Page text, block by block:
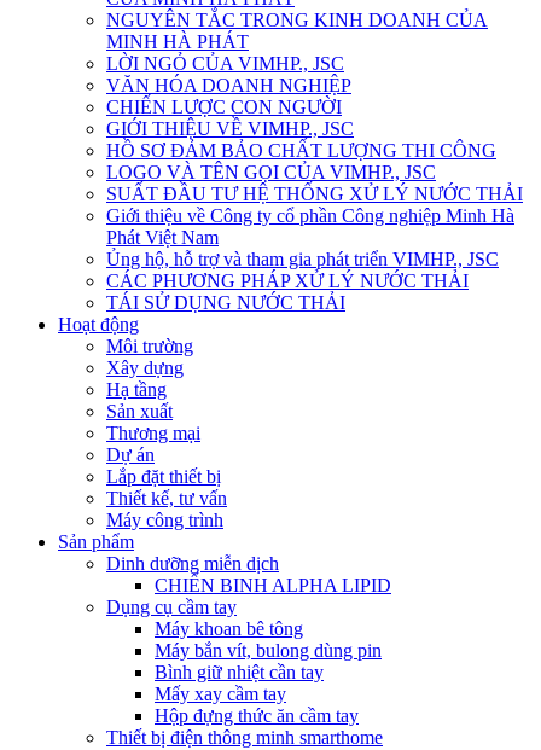
NGUYÊN TẮC TRONG KINH DOANH CỦA
MINH HÀ PHÁT
LỜI NGỎ CỦA VIMHP., JSC
VĂN HÓA DOANH NGHIỆP
CHIẾN LƯỢC CON NGƯỜI
GIỚI THIỆU VỀ VIMHP., JSC
HỒ SƠ ĐẢM BẢO CHẤT LƯỢNG THI CÔNG
LOGO VÀ TÊN GỌI CỦA VIMHP., JSC
SUẤT ĐẦU TƯ HỆ THỐNG XỬ LÝ NƯỚC THẢI
Giới thiệu về Công ty cổ phần Công nghiệp Minh Hà
Phát Việt Nam
Ủng hộ, hỗ trợ và tham gia phát triển VIMHP., JSC
CÁC PHƯƠNG PHÁP XỬ LÝ NƯỚC THẢI
TÁI SỬ DỤNG NƯỚC THẢI
Hoạt động
Môi trường
Xây dựng
Hạ tầng
Sản xuất
Thương mại
Dự án
Lắp đặt thiết bị
Thiết kế, tư vấn
Máy công trình
Sản phẩm
Dinh dưỡng miễn dịch
CHIẾN BINH ALPHA LIPID
Dụng cụ cầm tay
Máy khoan bê tông
Máy bắn vít, bulong dùng pin
Bình giữ nhiệt cần tay
Mấy xay cầm tay
Hộp đựng thức ăn cầm tay
Thiết bị điện thông minh smarthome